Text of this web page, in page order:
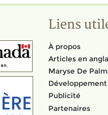
Liens
À propos
Articles en
Maryse De
Publicité
Partenaires